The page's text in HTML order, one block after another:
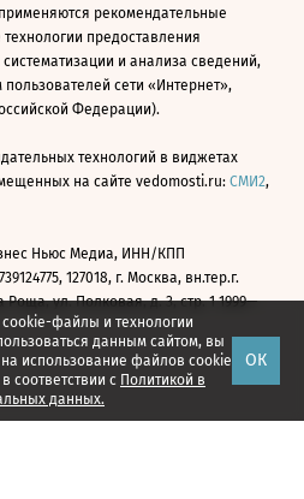
файлы и технологии
данным сайтом, вы
на использование файлов cookie
соответствии с Политикой в
данных.
ОК
рекомендательные
предоставления
и анализа сведений,
сети «Интернет»,
Федерации).
технологий в виджетах
на сайте vedomosti.ru: СМИ2,
Ньюс Медиа, ИНН/КПП
127018, г. Москва, вн.тер.г.
ул. Полковая, д. 3, стр. 1 1999—